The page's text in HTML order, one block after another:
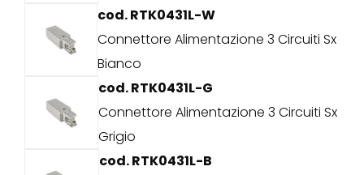
cod. RTK0431L-W
Connettore Alimentazione 3 Circuiti Sx
Bianco
cod. RTK0431L-G
Connettore Alimentazione 3 Circuiti Sx
Grigio
cod. RTK0431L-B